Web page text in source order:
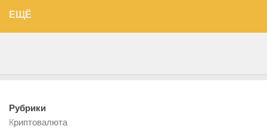
ЕЩЁ
Рубрики
Kриптовалюта